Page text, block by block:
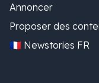
Annoncer
Proposer des
🇫🇷 Newstories FR